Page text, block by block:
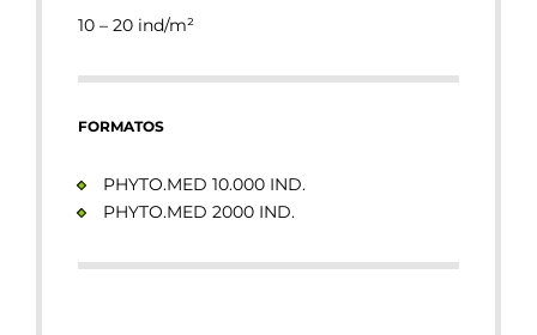
10 – 20 ind/m²
FORMATOS
PHYTO.MED 10.000 IND.
PHYTO.MED 2000 IND.